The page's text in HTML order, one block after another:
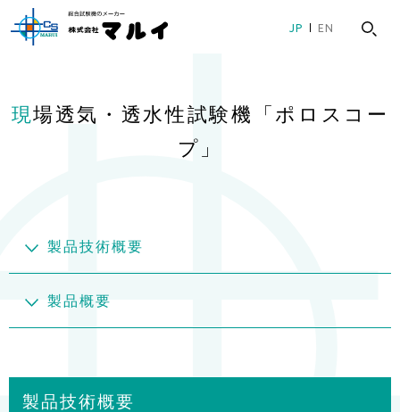
ロ
ル
文
ー
ナ
ッ
へ
JP EN
現場透気・透水性試験機「ポロスコー
プ」
製品技術概要
製品概要
製品技術概要